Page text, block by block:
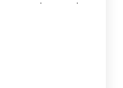
pevnost 5.8 bez povrchu